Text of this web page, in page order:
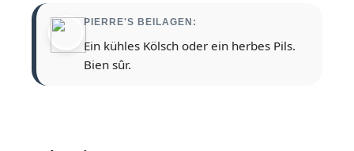
PIERRE'S BEILAGEN:
Ein kühles Kölsch oder ein herbes Pils.
Bien sûr.